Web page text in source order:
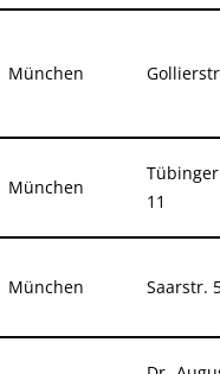
München
München
11
München Saarstr.